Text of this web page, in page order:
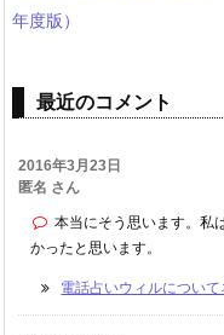
年度版）
最近のコメント
2016年3月23日
匿名 さん
本当にそう思います。私
かったと思います。
電話占いウィルについ